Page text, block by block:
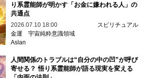
り系霊能師が明かす「お金に嫌われる人」の
共通点
2026.07.10 18:00
スピリチュアル
金運 宇宙純粋意識領域
Aslan
人間関係のトラブルは“自分の中の凹”が呼び
寄せる？ 悟り系霊能師が語る現実を変える